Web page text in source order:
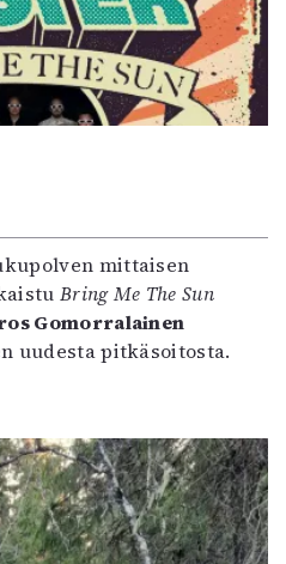
mittaisen
Bring Me The Sun
Gomorralainen
uudesta pitkäsoitosta.